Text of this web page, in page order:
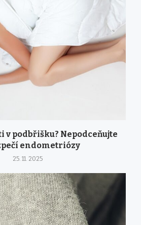
v podbřišku? Nepodceňujte
endometriózy
25. 11. 2025